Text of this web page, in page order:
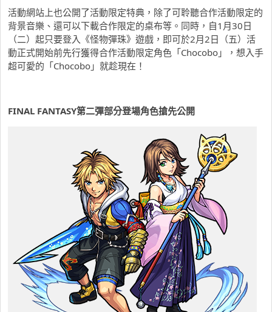
活動網站上也公開了活動限定特典，除了可聆聽合作活動限定的
背景音樂、還可以下載合作限定的桌布等。同時，自1月30日
（二）起只要登入《怪物彈珠》遊戲，即可於2月2日（五）活
動正式開始前先行獲得合作活動限定角色「Chocobo」，想入手
超可愛的「Chocobo」就趁現在！
FINAL FANTASY第二彈部分登場角色搶先公開